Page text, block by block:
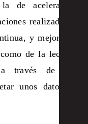
de acelerar el
realizadas, a
y mejorar el
de la lectura.
través de una
unos datos de